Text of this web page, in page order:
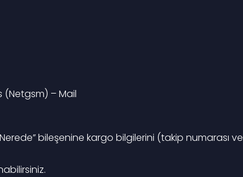
(Netgsm) – Mail
bileşenine kargo bilgilerini (takip numarası ve